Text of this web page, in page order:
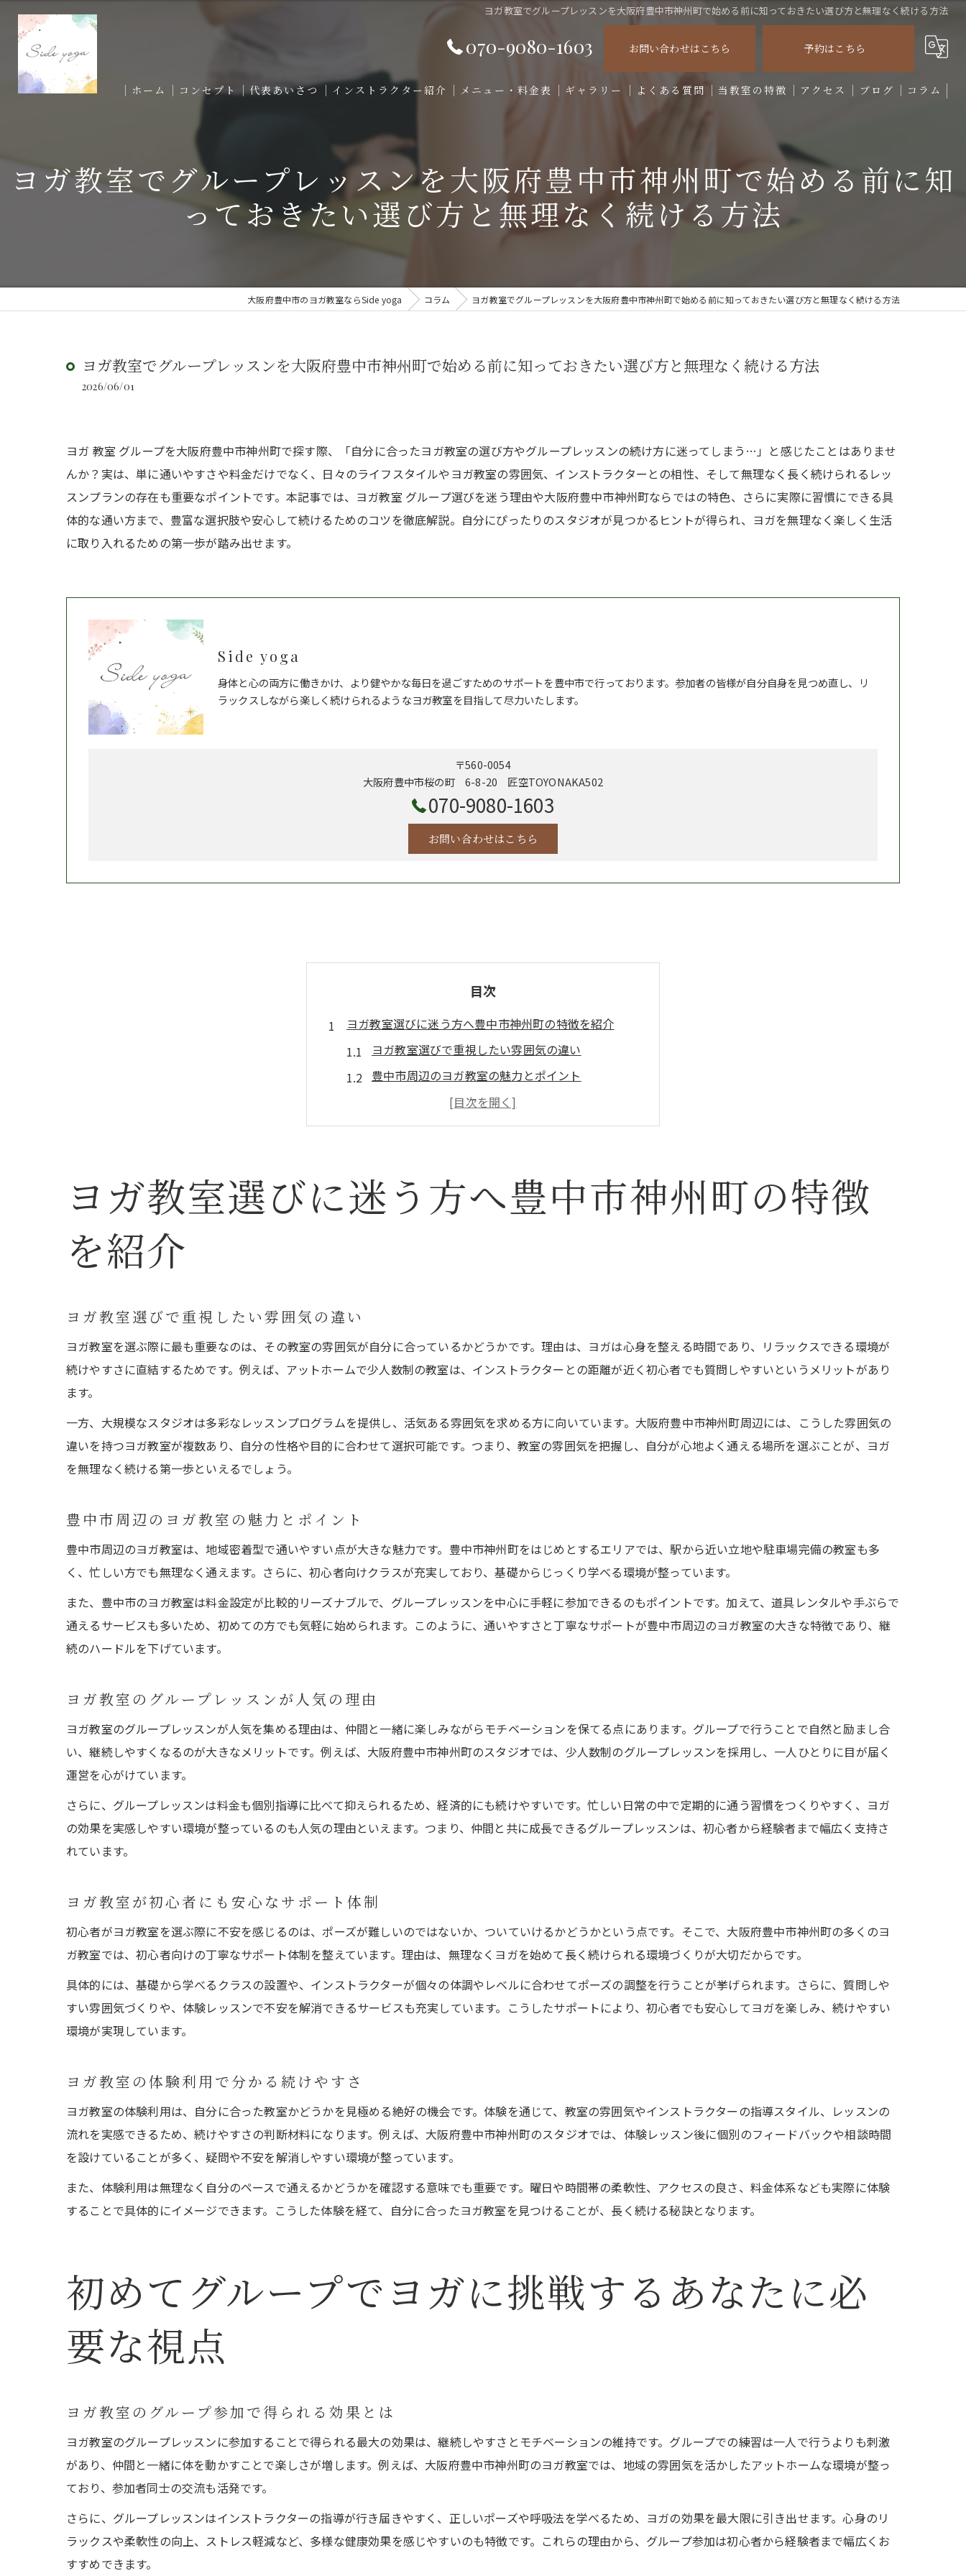
ヨガ教室でグループレッスンを大阪府豊中市神州町で始める前に知っておきたい選び方と無理なく続ける方法
070-9080-1603 お問い合わせはこちら 予約はこちら
ホーム コンセプト 代表あいさつ インストラクター紹介 メニュー・料金表 ギャラリー よくある質問 当教室の特徴
リフレッシュ
姿勢
アクセス ブログ コラム
ヨガ教室でグループレッスンを大阪府豊中市神州町で始める前に知
っておきたい選び方と無理なく続ける方法
大阪府豊中市のヨガ教室ならSide yoga コラム ヨガ教室でグループレッスンを大阪府豊中市神州町で始める前に知っておきたい選び方と無理なく続ける方法
ヨガ教室でグループレッスンを大阪府豊中市神州町で始める前に知っておきたい選び方と無理なく続ける方法
2026/06/01
ヨガ 教室 グループを大阪府豊中市神州町で探す際、「自分に合ったヨガ教室の選び方やグループレッスンの続け方に迷ってしまう…」と感じたことはありませ
んか？実は、単に通いやすさや料金だけでなく、日々のライフスタイルやヨガ教室の雰囲気、インストラクターとの相性、そして無理なく長く続けられるレッ
スンプランの存在も重要なポイントです。本記事では、ヨガ教室 グループ選びを迷う理由や大阪府豊中市神州町ならではの特色、さらに実際に習慣にできる具
体的な通い方まで、豊富な選択肢や安心して続けるためのコツを徹底解説。自分にぴったりのスタジオが見つかるヒントが得られ、ヨガを無理なく楽しく生活
に取り入れるための第一歩が踏み出せます。
Side yoga
身体と心の両方に働きかけ、より健やかな毎日を過ごすためのサポートを豊中市で行っております。参加者の皆様が自分自身を見つめ直し、リ
ラックスしながら楽しく続けられるようなヨガ教室を目指して尽力いたします。
〒560-0054
大阪府豊中市桜の町 6-8-20 匠空TOYONAKA502
070-9080-1603
お問い合わせはこちら
目次
ヨガ教室選びに迷う方へ豊中市神州町の特徴を紹介
ヨガ教室選びで重視したい雰囲気の違い
豊中市周辺のヨガ教室の魅力とポイント
ヨガ教室のグループレッスンが人気の理由
ヨガ教室が初心者にも安心なサポート体制
初めてグループでヨガに挑戦するあなたに必要な視点
ヨガ教室のグループ参加で得られる効果とは
ヨガ教室の雰囲気が習慣化に与える影響
リラックスできるヨガ教室環境の選び方
ヨガ教室の通いやすさとスケジュールの工夫
ヨガ教室の料金やキャンペーンの比較術
ヨガ教室で無理なく続けるためのサポート体制
ヨガ教室のグループ環境がもたらす安心感
ヨガ教室の多彩なレッスンから選ぶ楽しさ
ヨガ教室で自分らしいペースを実現するには
ヨガ教室のグループ体験で広がる可能性
ヨガ教室グループ体験を生活に取り入れるコツ
ヨガ教室のグループ体験を習慣化する方法
ヨガ教室のレッスンを日常に活かす秘訣
ヨガ教室グループ体験が与える生活の変化
ヨガ教室選びに迷う方へ豊中市神州町の特徴
を紹介
ヨガ教室選びで重視したい雰囲気の違い
ヨガ教室を選ぶ際に最も重要なのは、その教室の雰囲気が自分に合っているかどうかです。理由は、ヨガは心身を整える時間であり、リラックスできる環境が
続けやすさに直結するためです。例えば、アットホームで少人数制の教室は、インストラクターとの距離が近く初心者でも質問しやすいというメリットがあり
ます。
一方、大規模なスタジオは多彩なレッスンプログラムを提供し、活気ある雰囲気を求める方に向いています。大阪府豊中市神州町周辺には、こうした雰囲気の
違いを持つヨガ教室が複数あり、自分の性格や目的に合わせて選択可能です。つまり、教室の雰囲気を把握し、自分が心地よく通える場所を選ぶことが、ヨガ
を無理なく続ける第一歩といえるでしょう。
豊中市周辺のヨガ教室の魅力とポイント
豊中市周辺のヨガ教室は、地域密着型で通いやすい点が大きな魅力です。豊中市神州町をはじめとするエリアでは、駅から近い立地や駐車場完備の教室も多
く、忙しい方でも無理なく通えます。さらに、初心者向けクラスが充実しており、基礎からじっくり学べる環境が整っています。
また、豊中市のヨガ教室は料金設定が比較的リーズナブルで、グループレッスンを中心に手軽に参加できるのもポイントです。加えて、道具レンタルや手ぶらで
通えるサービスも多いため、初めての方でも気軽に始められます。このように、通いやすさと丁寧なサポートが豊中市周辺のヨガ教室の大きな特徴であり、継
続のハードルを下げています。
ヨガ教室のグループレッスンが人気の理由
ヨガ教室のグループレッスンが人気を集める理由は、仲間と一緒に楽しみながらモチベーションを保てる点にあります。グループで行うことで自然と励まし合
い、継続しやすくなるのが大きなメリットです。例えば、大阪府豊中市神州町のスタジオでは、少人数制のグループレッスンを採用し、一人ひとりに目が届く
運営を心がけています。
さらに、グループレッスンは料金も個別指導に比べて抑えられるため、経済的にも続けやすいです。忙しい日常の中で定期的に通う習慣をつくりやすく、ヨガ
の効果を実感しやすい環境が整っているのも人気の理由といえます。つまり、仲間と共に成長できるグループレッスンは、初心者から経験者まで幅広く支持さ
れています。
ヨガ教室が初心者にも安心なサポート体制
初心者がヨガ教室を選ぶ際に不安を感じるのは、ポーズが難しいのではないか、ついていけるかどうかという点です。そこで、大阪府豊中市神州町の多くのヨ
ガ教室では、初心者向けの丁寧なサポート体制を整えています。理由は、無理なくヨガを始めて長く続けられる環境づくりが大切だからです。
具体的には、基礎から学べるクラスの設置や、インストラクターが個々の体調やレベルに合わせてポーズの調整を行うことが挙げられます。さらに、質問しや
すい雰囲気づくりや、体験レッスンで不安を解消できるサービスも充実しています。こうしたサポートにより、初心者でも安心してヨガを楽しみ、続けやすい
環境が実現しています。
ヨガ教室の体験利用で分かる続けやすさ
ヨガ教室の体験利用は、自分に合った教室かどうかを見極める絶好の機会です。体験を通じて、教室の雰囲気やインストラクターの指導スタイル、レッスンの
流れを実感できるため、続けやすさの判断材料になります。例えば、大阪府豊中市神州町のスタジオでは、体験レッスン後に個別のフィードバックや相談時間
を設けていることが多く、疑問や不安を解消しやすい環境が整っています。
また、体験利用は無理なく自分のペースで通えるかどうかを確認する意味でも重要です。曜日や時間帯の柔軟性、アクセスの良さ、料金体系なども実際に体験
することで具体的にイメージできます。こうした体験を経て、自分に合ったヨガ教室を見つけることが、長く続ける秘訣となります。
初めてグループでヨガに挑戦するあなたに必
要な視点
ヨガ教室のグループ参加で得られる効果とは
ヨガ教室のグループレッスンに参加することで得られる最大の効果は、継続しやすさとモチベーションの維持です。グループでの練習は一人で行うよりも刺激
があり、仲間と一緒に体を動かすことで楽しさが増します。例えば、大阪府豊中市神州町のヨガ教室では、地域の雰囲気を活かしたアットホームな環境が整っ
ており、参加者同士の交流も活発です。
さらに、グループレッスンはインストラクターの指導が行き届きやすく、正しいポーズや呼吸法を学べるため、ヨガの効果を最大限に引き出せます。心身のリ
ラックスや柔軟性の向上、ストレス軽減など、多様な健康効果を感じやすいのも特徴です。これらの理由から、グループ参加は初心者から経験者まで幅広くお
すすめできます。